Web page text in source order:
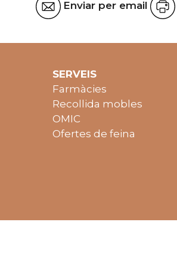
Enviar per email
SERVEIS
Farmàcies
Recollida mobles
OMIC
Ofertes de feina